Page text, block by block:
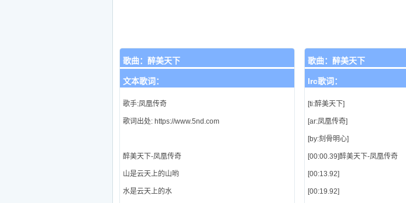
歌曲： 醉美天下
文本歌词：
歌手:凤凰传奇
歌词出处: https://www.5nd.com
醉美天下-凤凰传奇
山是云天上的山哟
水是云天上的水
歌曲： 醉美天下
lrc歌词：
[ti:醉美天下]
[ar:凤凰传奇]
[by:刻骨明心]
[00:00.39]醉美天下-凤凰传奇
[00:13.92]
[00:19.92]